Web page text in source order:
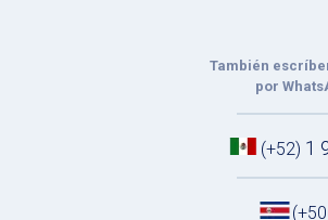
También
por
(+52) 1